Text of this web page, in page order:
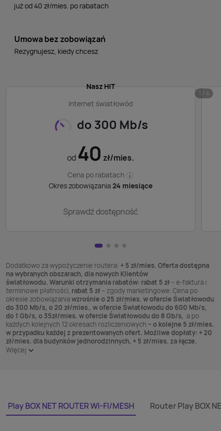
już od 40 zł/mies. po rabatach
Umowa bez zobowiązań
Rezygnujesz, kiedy chcesz
Nasz HIT
Internet światłowód
do 300 Mb/s
od 40 zł/mies.
Cena po rabatach
Okres zobowiązania 24 miesiące
Sprawdź dostępność
1 / 4
Dodatkowo za wypożyczenie routera: + 5 zł/mies. Oferta dostępna
na wybranych obszarach, dla nowych Klientów
światłowodu. Warunki otrzymania rabatów: rabat 5 zł – e-faktura i
terminowe płatności, rabat 5 zł – zgody marketingowe. Cena po
okresie zobowiązaniawzrośnie o 25 zł/mies. w ofercie Światłowodu
do 300 Mb/s, o 20 zł/mies., w ofercie Światłowodu do 600 Mb/s,
do 1 Gb/s, o 35zł/mies. w ofercie Światłowodu do 8 Gb/s, a po
każdych kolejnych 12 okresach rozliczeniowych – o kolejne 5 zł/mies.
w przypadku każdej z prezentowanych ofert. Możliwe dopłaty: + 20
zł/mies. dla budynków jednorodzinnych, + 5 zł/mies. za łącze.
Więcej
Play BOX NET ROUTER WI-FI/MESH Router Play BOX